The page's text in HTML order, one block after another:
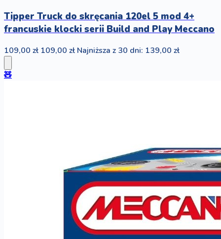
Tipper Truck do skręcania 120el 5 mod 4+
francuskie klocki serii Build and Play Meccano
109,00 zł 109,00 zł Najniższa z 30 dni: 139,00 zł
🧸